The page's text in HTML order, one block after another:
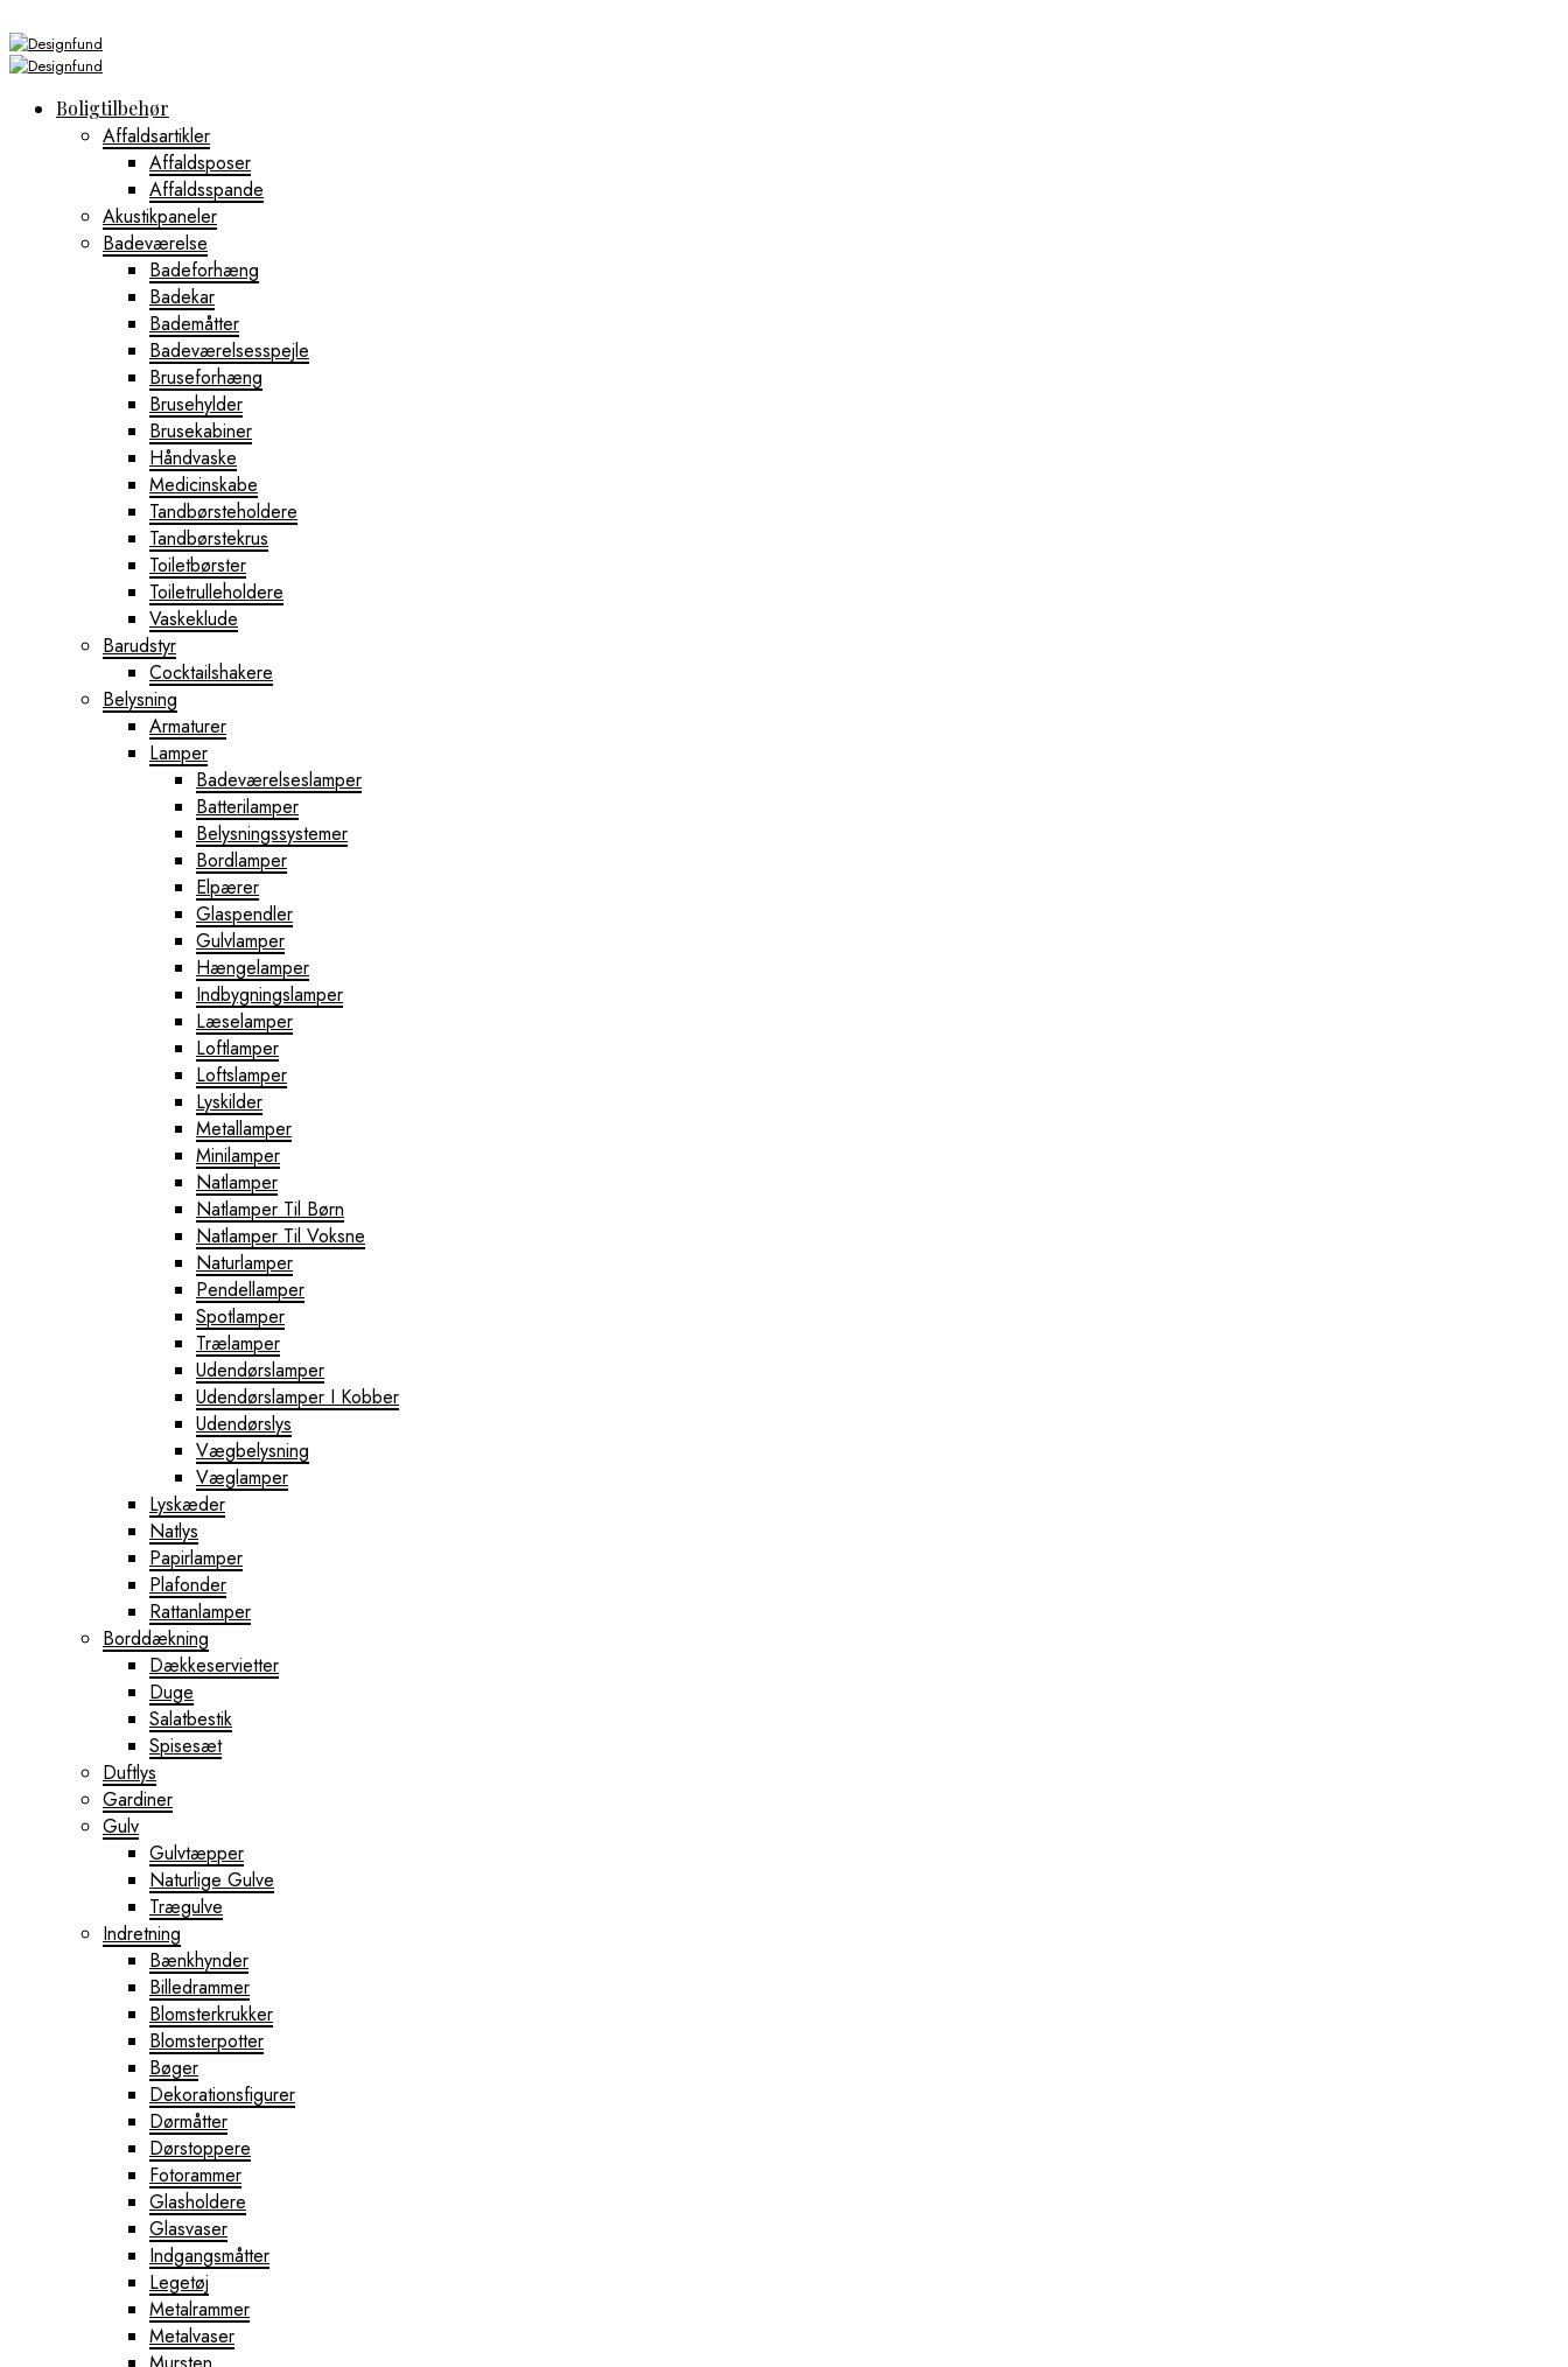
Boligtilbehør
Affaldsartikler
Affaldsposer
Affaldsspande
Akustikpaneler
Badeværelse
Badeforhæng
Badekar
Bademåtter
Badeværelsesspejle
Bruseforhæng
Brusehylder
Brusekabiner
Håndvaske
Medicinskabe
Tandbørsteholdere
Tandbørstekrus
Toiletbørster
Toiletrulleholdere
Vaskeklude
Barudstyr
Cocktailshakere
Belysning
Armaturer
Lamper
Badeværelseslamper
Batterilamper
Belysningssystemer
Bordlamper
Elpærer
Glaspendler
Gulvlamper
Hængelamper
Indbygningslamper
Læselamper
Loftlamper
Loftslamper
Lyskilder
Metallamper
Minilamper
Natlamper
Natlamper Til Børn
Natlamper Til Voksne
Naturlamper
Pendellamper
Spotlamper
Trælamper
Udendørslamper
Udendørslamper I Kobber
Udendørslys
Vægbelysning
Væglamper
Lyskæder
Natlys
Papirlamper
Plafonder
Rattanlamper
Borddækning
Dækkeservietter
Duge
Salatbestik
Spisesæt
Duftlys
Gardiner
Gulv
Gulvtæpper
Naturlige Gulve
Trægulve
Indretning
Bænkhynder
Billedrammer
Blomsterkrukker
Blomsterpotter
Bøger
Dekorationsfigurer
Dørmåtter
Dørstoppere
Fotorammer
Glasholdere
Glasvaser
Indgangsmåtter
Legetøj
Metalrammer
Metalvaser